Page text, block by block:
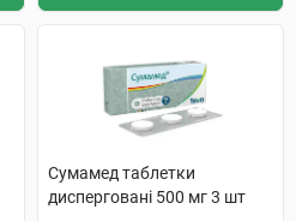
Сумамед таблетки
дисперговані 500 мг 3 шт